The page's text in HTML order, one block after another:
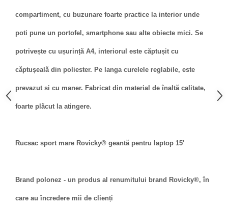
compartiment, cu buzunare foarte practice la interior unde
poti pune un portofel, smartphone sau alte obiecte mici. Se
potrivește cu ușurință A4, interiorul este căptușit cu
căptușeală din poliester. Pe langa curelele reglabile, este
prevazut si cu maner. Fabricat din material de înaltă calitate,
foarte plăcut la atingere.
Rucsac sport mare Rovicky® geantă pentru laptop 15'
Brand polonez - un produs al renumitului brand Rovicky®, în
care au încredere mii de clienți